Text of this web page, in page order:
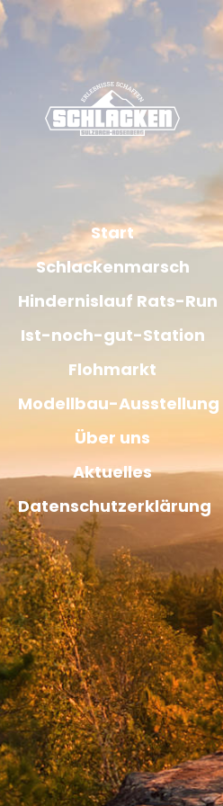
Start
Schlackenmarsch
Hindernislauf Rats-Run
Ist-noch-gut-Station
Flohmarkt
Modellbau-Ausstellung
Über uns
Aktuelles
Datenschutzerklärung